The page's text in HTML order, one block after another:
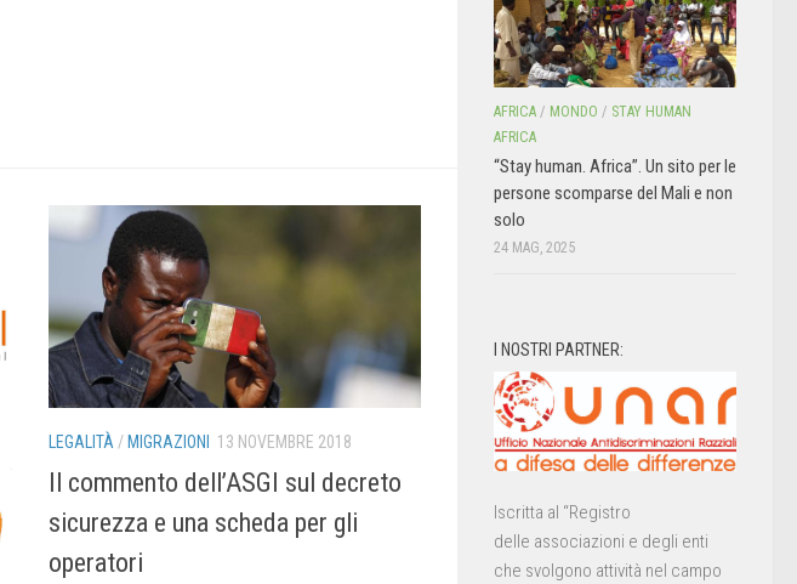
LEGALITÀ/ MIGRAZIONI 13 NOVEMBRE 2018
Il commento dell’ASGI sul decreto
sicurezza e una scheda per gli
operatori
AFRICA / MONDO / STAY HUMAN
AFRICA
“Stay human. Africa”. Un sito per le
persone scomparse del Mali e non
solo
24 MAG, 2025
I NOSTRI PARTNER:
Iscritta al “Registro
delle associazioni e degli enti
che svolgono attività nel campo